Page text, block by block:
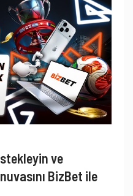
ve
BizBet ile